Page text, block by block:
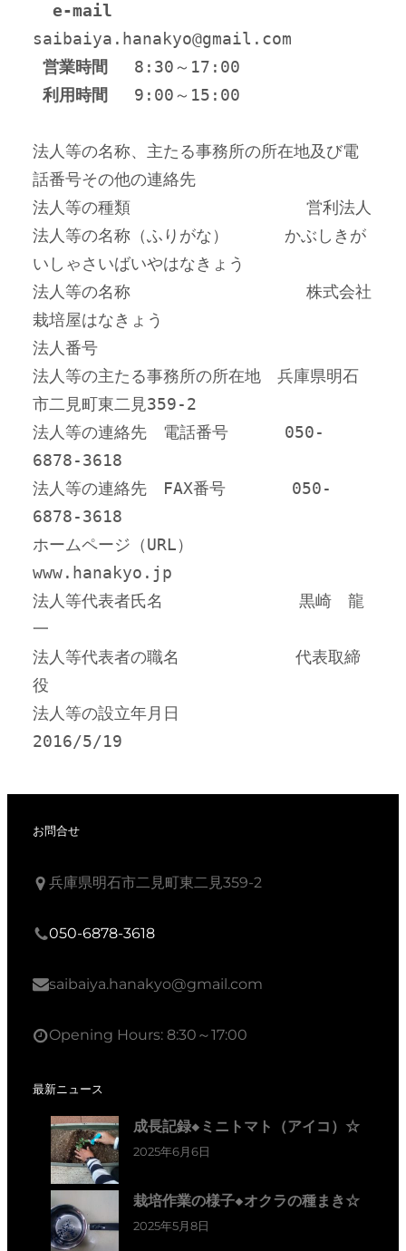
e-mail
saibaiya.hanakyo@gmail.com
営業時間 8:30～17:00
利用時間 9:00～15:00
法人等の名称、主たる事務所の所在地及び電
話番号その他の連絡先
法人等の種類　                営利法人
法人等の名称（ふりがな）　    かぶしきが
いしゃさいばいやはなきょう
法人等の名称　                株式会社
栽培屋はなきょう
法人番号
法人等の主たる事務所の所在地　兵庫県明石
市二見町東二見359-2
法人等の連絡先　電話番号　    050-
6878-3618
法人等の連絡先　FAX番号　     050-
6878-3618
ホームページ（URL）
www.hanakyo.jp
法人等代表者氏名            　黒崎　龍
一
法人等代表者の職名          　代表取締
役
法人等の設立年月日
2016/5/19
お問合せ
兵庫県明石市二見町東二見359-2
050-6878-3618
saibaiya.hanakyo@gmail.com
Opening Hours: 8:30～17:00
最新ニュース
成長記録◆ミニトマト（アイコ）☆
2025年6月6日
栽培作業の様子◆オクラの種まき☆
2025年5月8日